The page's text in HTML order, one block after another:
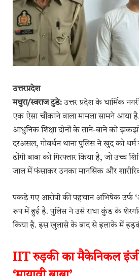
उत्तरप्रदेश
मथुरा/स्वराज टुडे:उत्तर प्रदेश के धार्मिक
एक ऐसा चौंकाने वाला मामला सामने आया
आधुनिक शिक्षा दोनों के ताने-बाने को
दरअसल, गोवर्धन थाना पुलिस ने खुद को
ढोंगी बाबा को गिरफ्तार किया है, जो उच्च
जाल में फंसाकर उनका मानसिक और
पकड़े गए आरोपी की पहचान अभिषेक उर्फ
रूप में हुई है. पुलिस ने उसे राधा कुंड के
किया है. इस खुलासे के बाद से इलाके में
IIT रुड़की का मैकेनिकल